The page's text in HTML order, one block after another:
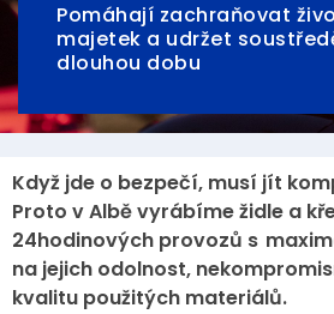
Pomáhají zachraňovat
majetek a udržet
dlouhou dobu
Když jde o bezpečí, musí jít
Proto v Albě vyrábíme židle a
24hodinových provozů s
na jejich odolnost,
kvalitu použitých materiálů.